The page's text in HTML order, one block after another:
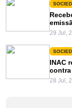
29 Jul,
INAC
contra
28 Jul,